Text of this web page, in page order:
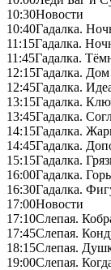
10:30Новости
10:40Гадалка.
11:15Гадалка.
11:45Гадалка.
12:15Гадалка.
12:45Гадалка.
13:15Гадалка.
13:45Гадалка.
14:15Гадалка.
14:45Гадалка.
15:15Гадалка.
16:00Гадалка.
16:30Гадалка.
17:00Новости
17:10Слепая.
17:45Слепая.
18:15Слепая.
19:00Слепая.